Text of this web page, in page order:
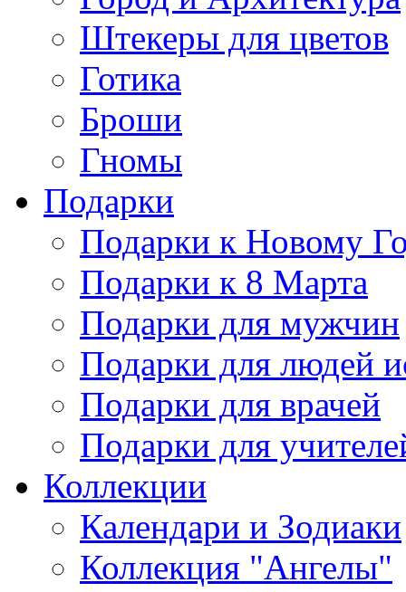
Штекеры для цветов
Готика
Броши
Гномы
Подарки
Подарки к Новому
Подарки к 8 Марта
Подарки для мужчин
Подарки для людей
Подарки для врачей
Подарки для
Коллекции
Календари и Зодиаки
Коллекция "Ангелы"